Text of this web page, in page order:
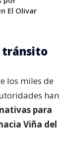
El Olivar
tránsito
los miles de
han
para
Viña del